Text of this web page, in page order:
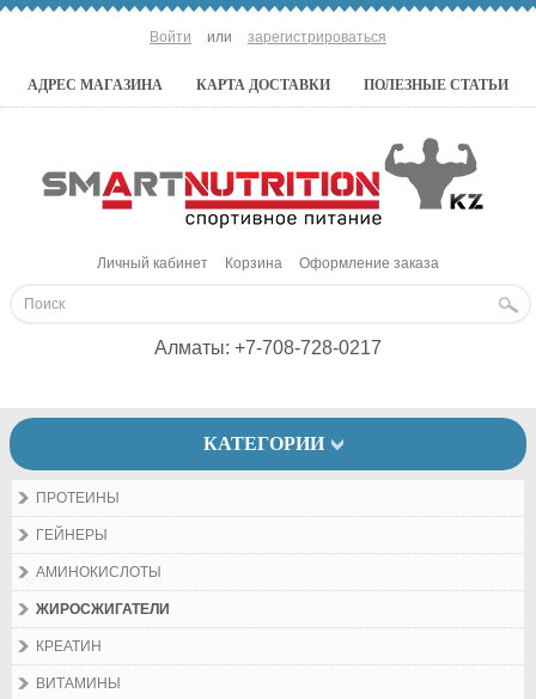
Войти или зарегистрироваться
АДРЕС МАГАЗИНА КАРТА ДОСТАВКИ ПОЛЕЗНЫЕ СТАТЬИ
Личный кабинет Корзина Оформление заказа
Алматы: +7-708-728-0217
КАТЕГОРИИ
ПРОТЕИНЫ
ГЕЙНЕРЫ
АМИНОКИСЛОТЫ
ЖИРОСЖИГАТЕЛИ
КРЕАТИН
ВИТАМИНЫ